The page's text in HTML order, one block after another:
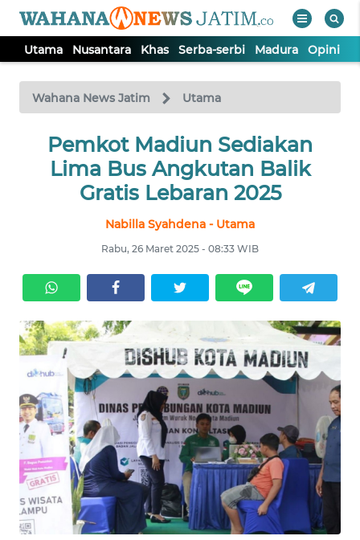
Utama Nusantara Khas Serba-serbi Madura Opini
Wahana News Jatim Utama
Pemkot Madiun Sediakan
Lima Bus Angkutan Balik
Gratis Lebaran 2025
Nabilla Syahdena - Utama
Rabu, 26 Maret 2025 - 08:33 WIB
TV
Tutup
UTAMA
NUSANTARA
SERBA-
SERBI
MADURA
SURABAYA
Informasi
INDEKS
BERITA